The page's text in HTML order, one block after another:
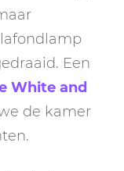
Een
White and
de kamer